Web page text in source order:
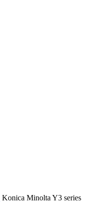
Konica Minolta Y3 series